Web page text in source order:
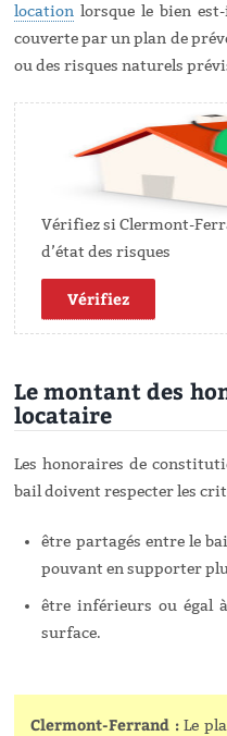
location lorsque le bien
couverte par un plan de
ou des risques naturels
Vérifiez si Clermont-
d’état des risques
Vérifiez
Le montant des
locataire
Les honoraires de
bail doivent respecter les
être partagés entre le
pouvant en supporter
être inférieurs ou égal
surface.
Clermont-Ferrand :Le